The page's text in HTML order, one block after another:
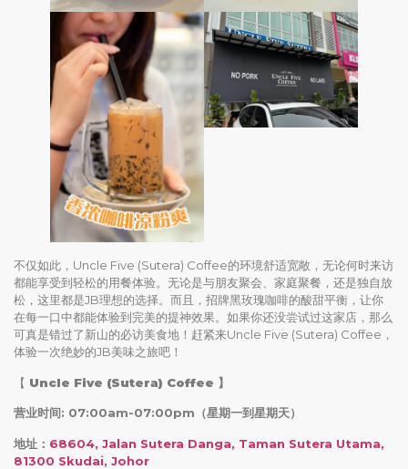
不仅如此，Uncle Five (Sutera) Coffee的环境舒适宽敞，无论何时来访
都能享受到轻松的用餐体验。无论是与朋友聚会、家庭聚餐，还是独自放
松，这里都是JB理想的选择。而且，招牌黑玫瑰咖啡的酸甜平衡，让你
在每一口中都能体验到完美的提神效果。如果你还没尝试过这家店，那么
可真是错过了新山的必访美食地！赶紧来Uncle Five (Sutera) Coffee，
体验一次绝妙的JB美味之旅吧！
【 Uncle Five (Sutera) Coffee 】
营业时间: 07:00am-07:00pm（星期一到星期天）
地址： 68604, Jalan Sutera Danga, Taman Sutera Utama,
81300 Skudai, Johor